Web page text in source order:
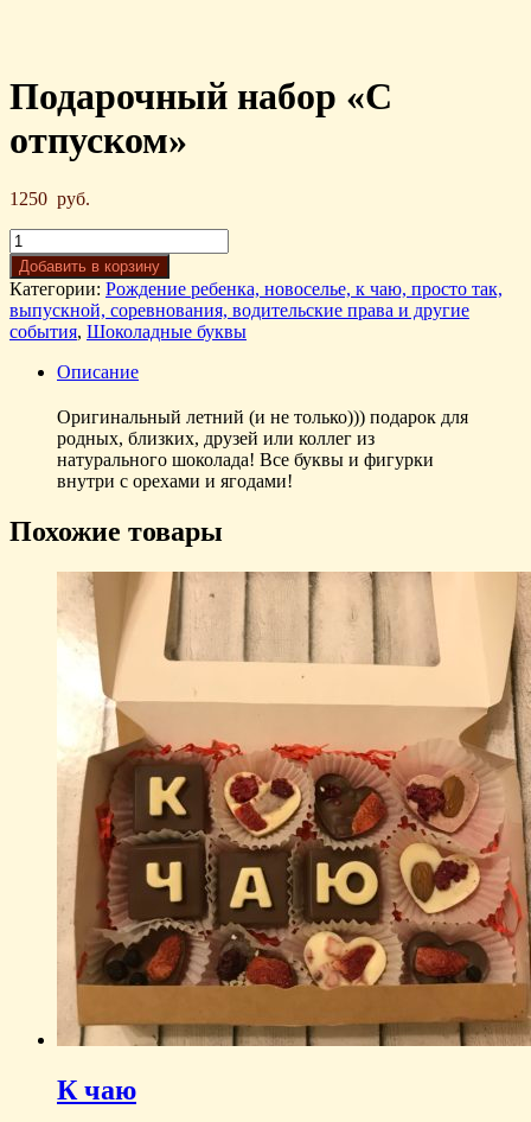
Подарочный набор «С
отпуском»
1250 руб.
Добавить в корзину
Категории: Рождение ребенка, новоселье, к чаю, просто так,
выпускной, соревнования, водительские права и другие
события, Шоколадные буквы
Описание
Оригинальный летний (и не только))) подарок для
родных, близких, друзей или коллег из
натурального шоколада! Все буквы и фигурки
внутри с орехами и ягодами!
Похожие товары
К чаю